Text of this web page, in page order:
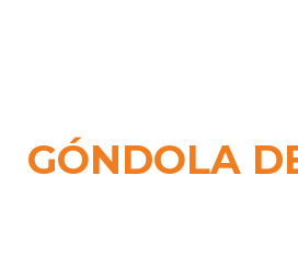
GÓNDOLA